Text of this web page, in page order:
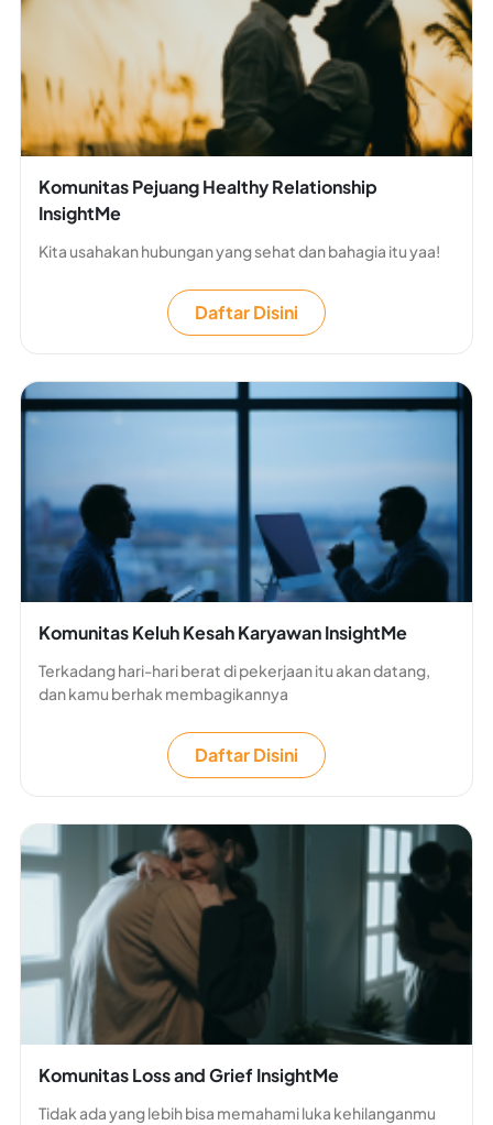
Komunitas Pejuang Healthy Relationship
InsightMe
Kita usahakan hubungan yang sehat dan bahagia itu yaa!
Daftar Disini
Komunitas Keluh Kesah Karyawan InsightMe
Terkadang hari-hari berat di pekerjaan itu akan datang,
dan kamu berhak membagikannya
Daftar Disini
Komunitas Loss and Grief InsightMe
Tidak ada yang lebih bisa memahami luka kehilanganmu